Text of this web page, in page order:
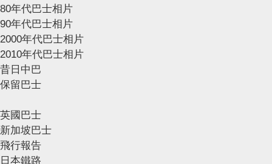
80年代巴士相片
90年代巴士相片
2000年代巴士相片
2010年代巴士相片
昔日中巴
保留巴士
英國巴士
新加坡巴士
飛行報告
日本鐵路